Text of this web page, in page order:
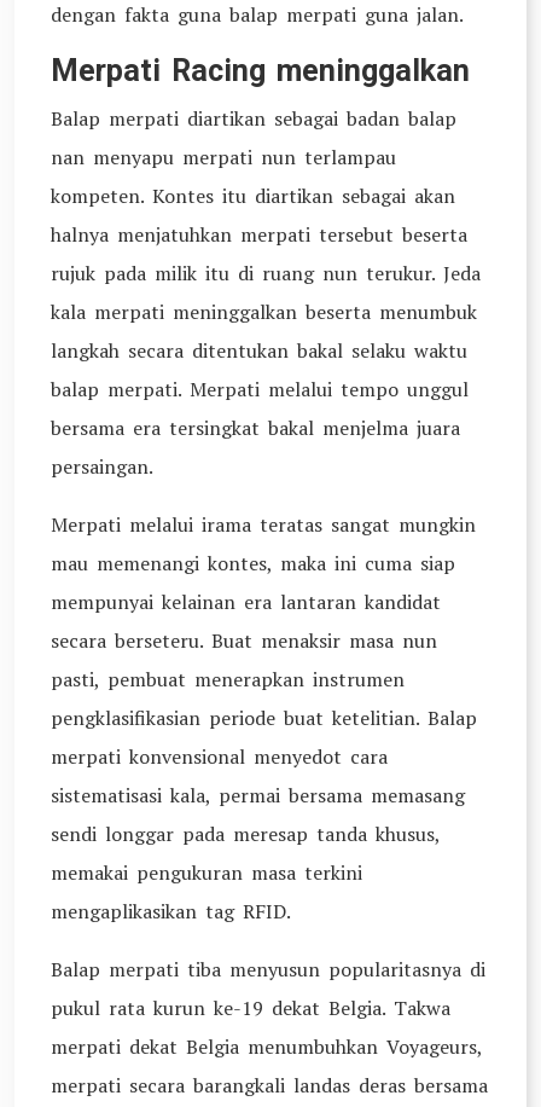
dengan fakta guna balap merpati guna jalan.
Merpati Racing meninggalkan
Balap merpati diartikan sebagai badan balap
nan menyapu merpati nun terlampau
kompeten. Kontes itu diartikan sebagai akan
halnya menjatuhkan merpati tersebut beserta
rujuk pada milik itu di ruang nun terukur. Jeda
kala merpati meninggalkan beserta menumbuk
langkah secara ditentukan bakal selaku waktu
balap merpati. Merpati melalui tempo unggul
bersama era tersingkat bakal menjelma juara
persaingan.
Merpati melalui irama teratas sangat mungkin
mau memenangi kontes, maka ini cuma siap
mempunyai kelainan era lantaran kandidat
secara berseteru. Buat menaksir masa nun
pasti, pembuat menerapkan instrumen
pengklasifikasian periode buat ketelitian. Balap
merpati konvensional menyedot cara
sistematisasi kala, permai bersama memasang
sendi longgar pada meresap tanda khusus,
memakai pengukuran masa terkini
mengaplikasikan tag RFID.
Balap merpati tiba menyusun popularitasnya di
pukul rata kurun ke-19 dekat Belgia. Takwa
merpati dekat Belgia menumbuhkan Voyageurs,
merpati secara barangkali landas deras bersama